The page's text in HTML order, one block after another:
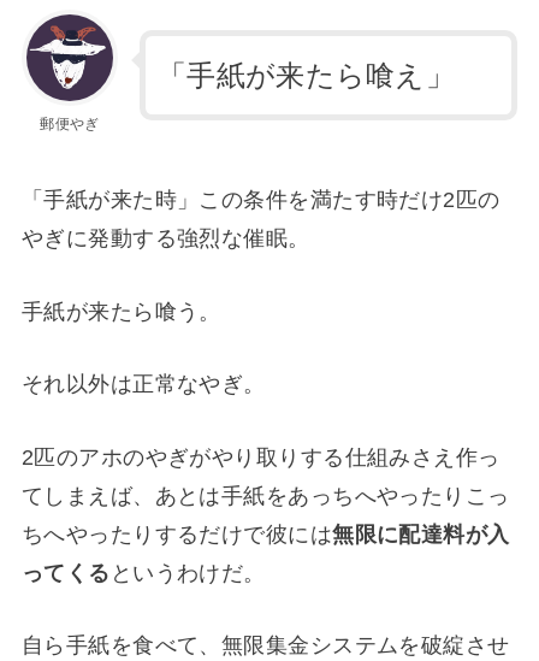
郵便やぎ
「手紙が来たら喰え」
「手紙が来た時」この条件を満たす時だけ2匹の
やぎに発動する強烈な催眠。
手紙が来たら喰う。
それ以外は正常なやぎ。
2匹のアホのやぎがやり取りする仕組みさえ作っ
てしまえば、あとは手紙をあっちへやったりこっ
ちへやったりするだけで彼には無限に配達料が入
ってくる というわけだ。
自ら手紙を食べて、無限集金システムを破綻させ